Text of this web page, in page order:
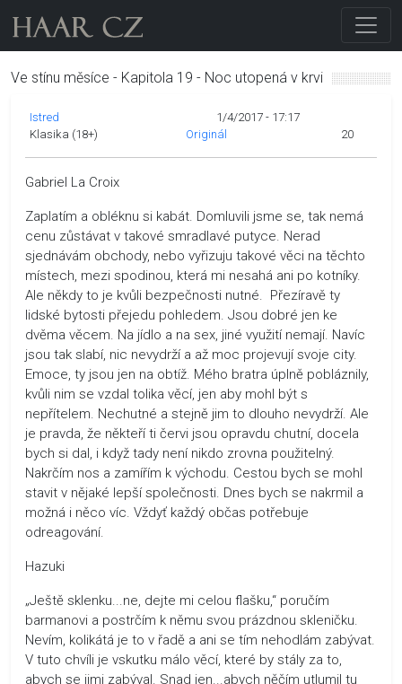
Ve stínu měsíce - Kapitola 19 - Noc utopená v krvi
Istred
1/4/2017 - 17:17
Klasika (18+)
Originál 20
Gabriel La Croix
Zaplatím a obléknu si kabát. Domluvili jsme se, tak nemá
cenu zůstávat v takové smradlavé putyce. Nerad
sjednávám obchody, nebo vyřizuju takové věci na těchto
místech, mezi spodinou, která mi nesahá ani po kotníky.
Ale někdy to je kvůli bezpečnosti nutné. Přezíravě ty
lidské bytosti přejedu pohledem. Jsou dobré jen ke
dvěma věcem. Na jídlo a na sex, jiné využití nemají. Navíc
jsou tak slabí, nic nevydrží a až moc projevují svoje city.
Emoce, ty jsou jen na obtíž. Mého bratra úplně pobláznily,
kvůli nim se vzdal tolika věcí, jen aby mohl být s
nepřítelem. Nechutné a stejně jim to dlouho nevydrží. Ale
je pravda, že někteří ti červi jsou opravdu chutní, docela
bych si dal, i když tady není nikdo zrovna použitelný.
Nakrčím nos a zamířím k východu. Cestou bych se mohl
stavit v nějaké lepší společnosti. Dnes bych se nakrmil a
možná i něco víc. Vždyť každý občas potřebuje
odreagování.
Hazuki
„Ještě sklenku...ne, dejte mi celou flašku,“ poručím
barmanovi a postrčím k němu svou prázdnou skleničku.
Nevím, kolikátá je to v řadě a ani se tím nehodlám zabývat.
V tuto chvíli je vskutku málo věcí, které by stály za to,
abych se jimi zabýval. Snad jen...abych něčím utlumil tu